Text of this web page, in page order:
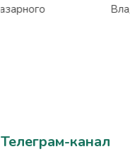
Юрьевич Гармаш
Телеграм-канал